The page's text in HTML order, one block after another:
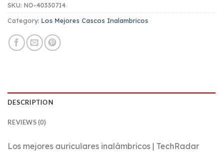
SKU: NO-40330714
Category: Los Mejores Cascos Inalambricos
DESCRIPTION
REVIEWS (0)
Los mejores auriculares inalámbricos | TechRadar